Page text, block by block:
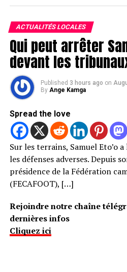
ACTUALITÉS LOCALES
Qui peut arrêter
devant les
Published 3 hours ago on
By Ange Kamga
Spread the love
Sur les terrains, Samuel Eto’o
les défenses adverses. Depuis
présidence de la Fédération
(FECAFOOT), […]
Rejoindre notre chaîne
dernières infos
Cliquez ici